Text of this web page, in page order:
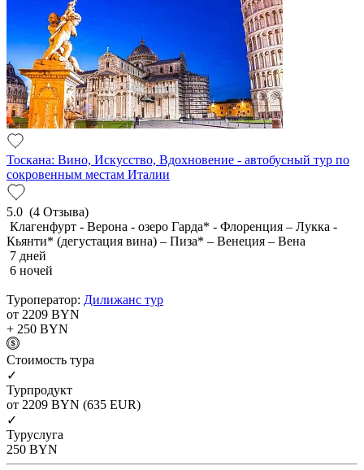
Тоскана: Вино, Искусство, Вдохновение - автобусный тур по
сокровенным местам Италии
5.0 (4 Отзыва)
Клагенфурт - Верона - озеро Гарда* - Флоренция – Лукка -
Кьянти* (дегустация вина) – Пиза* – Венеция – Вена
7 дней
6 ночей
Туроператор: Дилижанс тур
от 2209 BYN
+ 250 BYN
Cтоимость тура
✓
Турпродукт
от 2209 BYN (635 EUR)
✓
Туруслуга
250 BYN